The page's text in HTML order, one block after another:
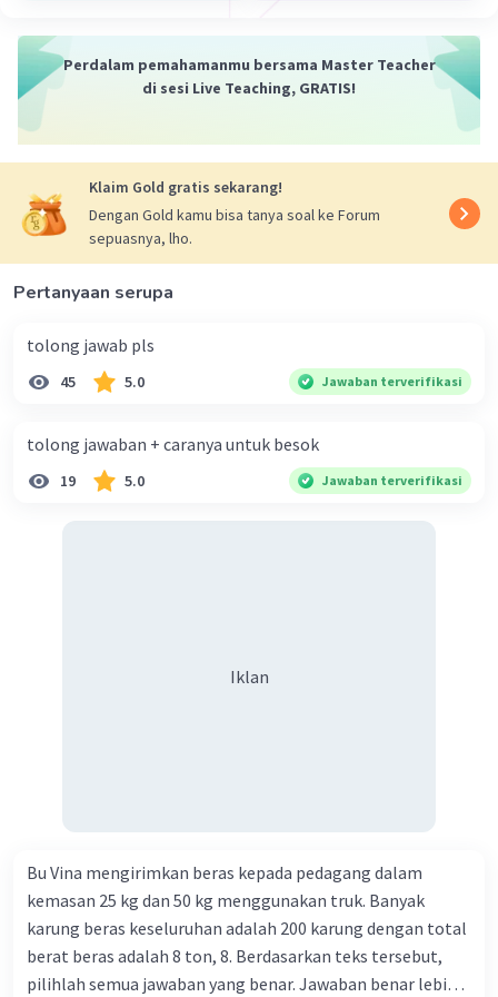
Garfiknya seperti dibawah :
10 Oktober 2024 01:44
Perdalam pemahamanmu bersama Master Teacher
di sesi Live Teaching, GRATIS!
Klaim Gold gratis sekarang!
Dengan Gold kamu bisa tanya soal ke Forum
sepuasnya, lho.
Pertanyaan serupa
tolong jawab pls
45 5.0 Jawaban terverifikasi
tolong jawaban + caranya untuk besok
19 5.0 Jawaban terverifikasi
Iklan
Bu Vina mengirimkan beras kepada pedagang dalam
kemasan 25 kg dan 50 kg menggunakan truk. Banyak
karung beras keseluruhan adalah 200 karung dengan total
berat beras adalah 8 ton, 8. Berdasarkan teks tersebut,
pilihlah semua jawaban yang benar. Jawaban benar lebih